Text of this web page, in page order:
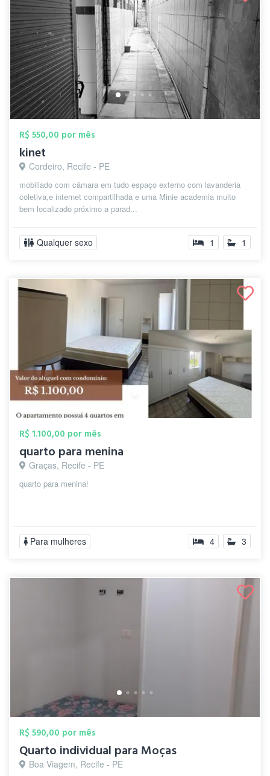
R$ 550,00 por mês
kinet
Cordeiro, Recife - PE
mobiliado com câmara em tudo espaço externo com lavanderia
coletiva,e internet compartilhada e uma Minie academia muito
bem localizado próximo a parad...
Qualquer sexo 1 1
R$ 1.100,00 por mês
quarto para menina
Graças, Recife - PE
quarto para menina!
Para mulheres 4 3
R$ 590,00 por mês
Quarto individual para Moças
Boa Viagem, Recife - PE